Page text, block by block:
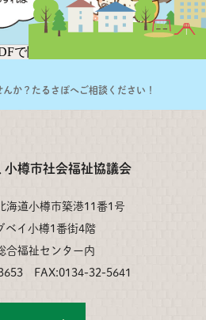
で閲覧できます。
か？たるさぽへご相談ください！
小樽市社会福祉協議会
海道小樽市築港11番1号
ベイ小樽1番街4階
合福祉センター内
FAX:0134-32-5641